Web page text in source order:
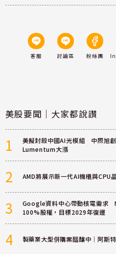
客服 討論區 粉絲團
美股要聞｜大家都說讚
1
美擬封殺中國AI光模組 中際旭
Lumentum大漲
2 AMD將展示新一代AI機櫃與CPU
3
Google資料中心帶動核電需求
100%股權，目標2029年復運
4 製藥業大型併購案醞釀中｜阿斯